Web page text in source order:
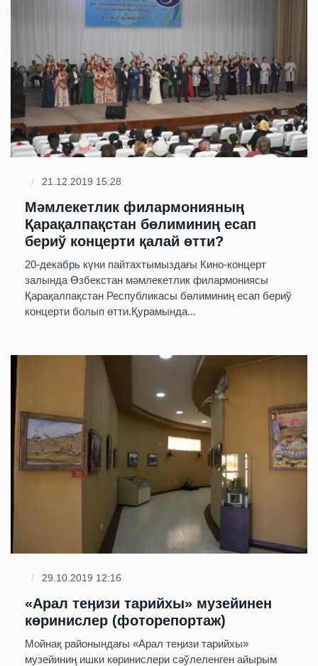
21.12.2019 15:28
Мәмлекетлик филармонияның
Қарақалпақстан бөлиминиң есап
бериў концерти қалай өтти?
20-декабрь күни пайтахтымыздағы Кино-концерт
залында Өзбекстан мәмлекетлик филармониясы
Қарақалпақстан Республикасы бөлиминиң есап бериў
концерти болып өтти.Қурамында...
29.10.2019 12:16
«Арал теӊизи тарийхы» музейинен
көринислер (фоторепортаж)
Мойнақ районындағы «Арал теӊизи тарийхы»
музейиниң ишки көринислери сәўлеленген айырым